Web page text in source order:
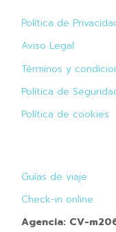
Política de
Aviso Legal
Términos y
Política de
Política de cookies
Guías de viaje
Check-in online
Agencia: CV-